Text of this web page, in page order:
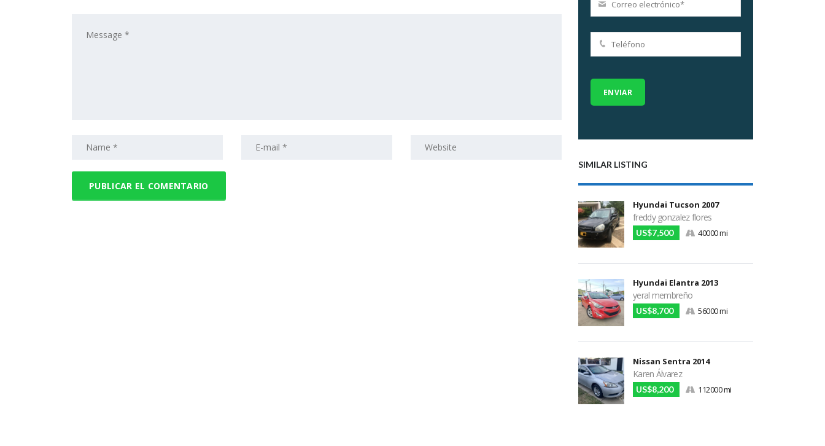
SIMILAR LISTING
Hyundai Tucson 2007
freddy gonzalez flores
US$7,500 40000 mi
Hyundai Elantra 2013
yeral membreño
US$8,700 56000 mi
Nissan Sentra 2014
Karen Álvarez
US$8,200 112000 mi